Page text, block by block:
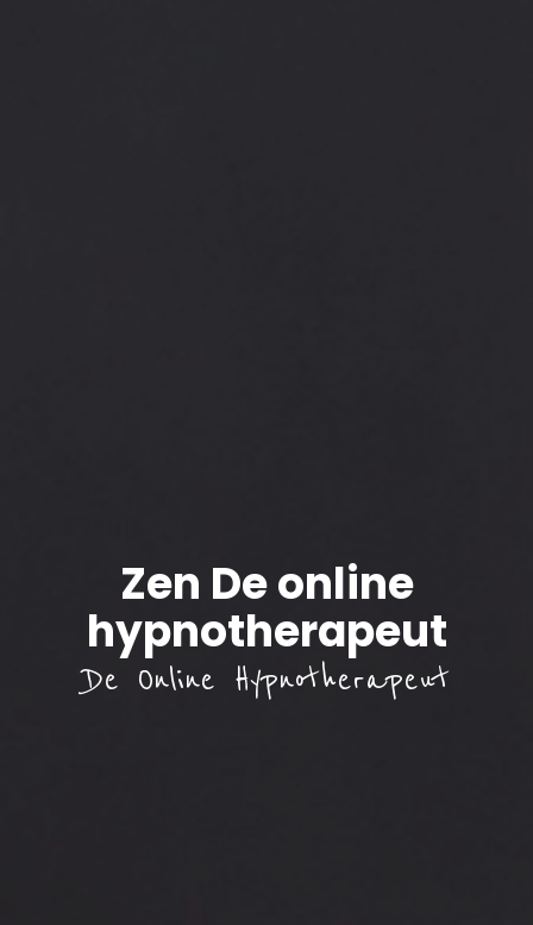
Zen De online
hypnotherapeut
De Online Hypnotherapeut